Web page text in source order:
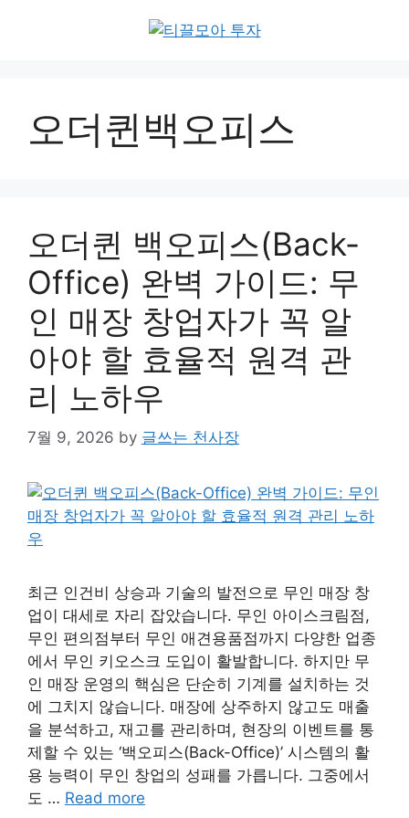
오더퀸백오피스
오더퀸 백오피스(Back-
Office) 완벽 가이드: 무
인 매장 창업자가 꼭 알
아야 할 효율적 원격 관
리 노하우
7월 9, 2026 by 글쓰는 천사장
최근 인건비 상승과 기술의 발전으로 무인 매장 창
업이 대세로 자리 잡았습니다. 무인 아이스크림점,
무인 편의점부터 무인 애견용품점까지 다양한 업종
에서 무인 키오스크 도입이 활발합니다. 하지만 무
인 매장 운영의 핵심은 단순히 기계를 설치하는 것
에 그치지 않습니다. 매장에 상주하지 않고도 매출
을 분석하고, 재고를 관리하며, 현장의 이벤트를 통
제할 수 있는 ‘백오피스(Back-Office)’ 시스템의 활
용 능력이 무인 창업의 성패를 가릅니다. 그중에서
도 … Read more